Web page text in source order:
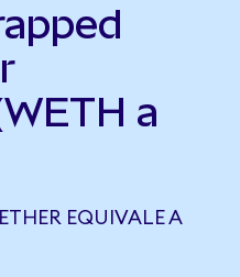
a
EQUIVALE A